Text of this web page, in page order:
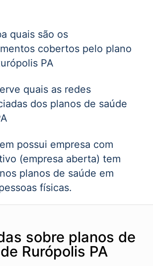
quais são os
cobertos pelo plano
PA
quais as redes
dos planos de saúde
possui empresa com
(empresa aberta) tem
planos de saúde em
físicas.
sobre planos de
Rurópolis PA